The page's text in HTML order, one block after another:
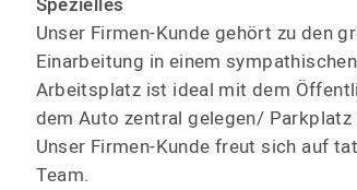
Unser Firmen-Kunde gehört zu den
Einarbeitung in einem
Arbeitsplatz ist ideal mit dem
dem Auto zentral gelegen/
Unser Firmen-Kunde freut sich auf
Team.